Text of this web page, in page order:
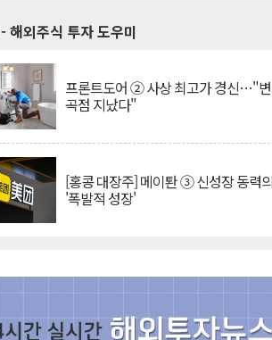
- 해외주식 투자 도우미
프론트도어 ② 사상 최고가 경신…"변
곡점 지났다"
[홍콩 대장주] 메이퇀 ③ 신성장 동력의
'폭발적 성장'